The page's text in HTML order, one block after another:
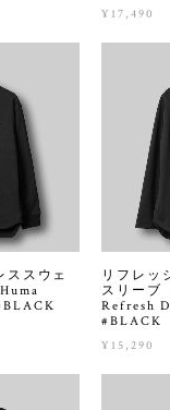
¥17,490
ススウェ
リフレッ
スリーブ
Refresh
#BLACK
¥15,290